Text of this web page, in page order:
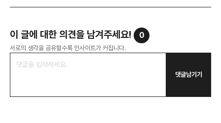
이 글에 대한 의견을 남겨주세요! 0
서로의 생각을 공유할수록 인사이트가 커집니다.
댓글남기기